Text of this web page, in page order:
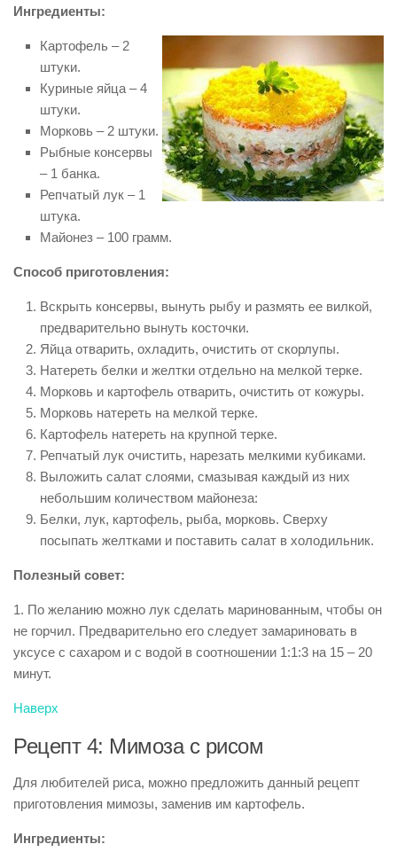
Ингредиенты:
Картофель – 2
штуки.
Куриные яйца – 4
штуки.
Морковь – 2 штуки.
Рыбные консервы
– 1 банка.
Репчатый лук – 1
штука.
Майонез – 100 грамм.
Способ приготовления:
Вскрыть консервы, вынуть рыбу и размять ее вилкой,
предварительно вынуть косточки.
Яйца отварить, охладить, очистить от скорлупы.
Натереть белки и желтки отдельно на мелкой терке.
Морковь и картофель отварить, очистить от кожуры.
Морковь натереть на мелкой терке.
Картофель натереть на крупной терке.
Репчатый лук очистить, нарезать мелкими кубиками.
Выложить салат слоями, смазывая каждый из них
небольшим количеством майонеза:
Белки, лук, картофель, рыба, морковь. Сверху
посыпать желтками и поставить салат в холодильник.
Полезный совет:
1. По желанию можно лук сделать маринованным, чтобы он
не горчил. Предварительно его следует замариновать в
уксусе с сахаром и с водой в соотношении 1:1:3 на 15 – 20
минут.
Наверх
Рецепт 4: Мимоза с рисом
Для любителей риса, можно предложить данный рецепт
приготовления мимозы, заменив им картофель.
Ингредиенты: